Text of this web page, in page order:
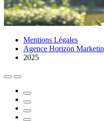
Mentions Légales
Agence Horizon
2025